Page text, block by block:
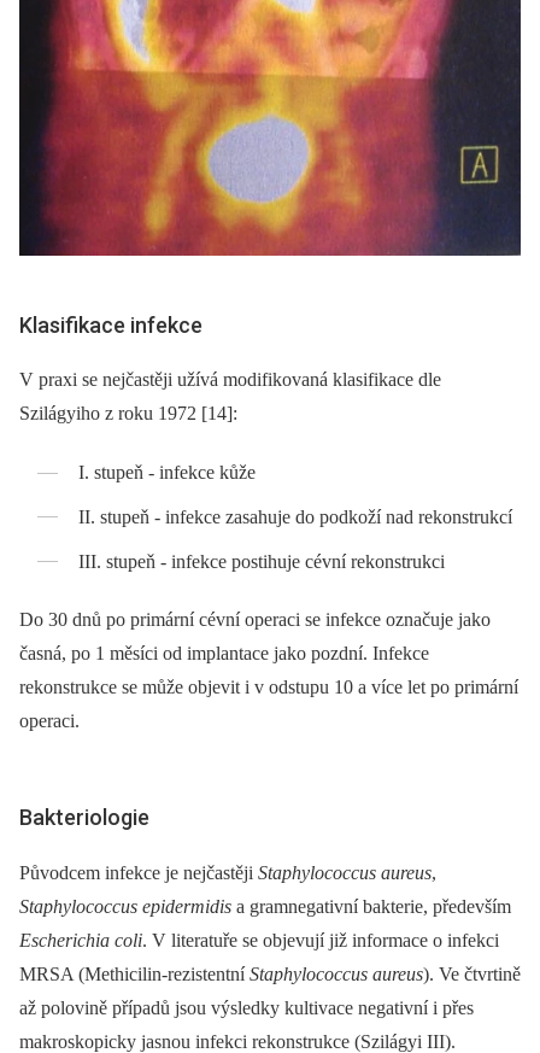
Klasifikace infekce
V praxi se nejčastěji užívá modifikovaná klasifikace dle
Szilágyiho z roku 1972 [14]:
I. stupeň -⁠ infekce kůže
II. stupeň -⁠ infekce zasahuje do podkoží nad rekonstrukcí
III. stupeň -⁠ infekce postihuje cévní rekonstrukci
Do 30 dnů po primární cévní operaci se infekce označuje jako
časná, po 1 měsíci od implantace jako pozdní. Infekce
rekonstrukce se může objevit i v odstupu 10 a více let po primární
operaci.
Bakteriologie
Původcem infekce je nejčastěji Staphylococcus aureus,
Staphylococcus epidermidis a gramnegativní bakterie, především
Escherichia coli. V literatuře se objevují již informace o infekci
MRSA (Methicilin-rezistentníStaphylococcus aureus). Ve čtvrtině
až polovině případů jsou výsledky kultivace negativní i přes
makroskopicky jasnou infekci rekonstrukce (Szilágyi III).